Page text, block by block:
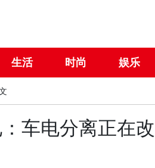
生活 时尚 娱乐
车电分离正在